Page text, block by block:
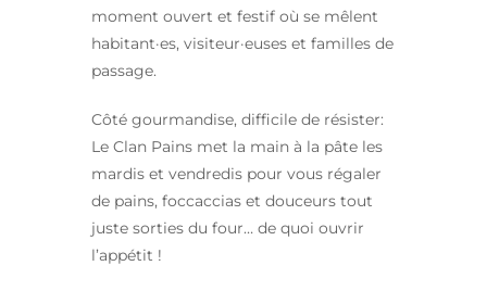
moment ouvert et festif où se mêlent
habitant·es, visiteur·euses et familles de
passage.
Côté gourmandise, difficile de résister:
Le Clan Pains met la main à la pâte les
mardis et vendredis pour vous régaler
de pains, foccaccias et douceurs tout
juste sorties du four… de quoi ouvrir
l’appétit !